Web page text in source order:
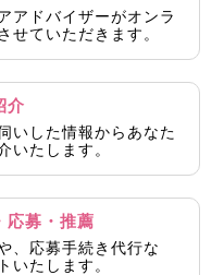
アドバイザーがオンラ
せていただきます。
介
いした情報からあなた
いたします。
応募・推薦
、応募手続き代行な
いたします。